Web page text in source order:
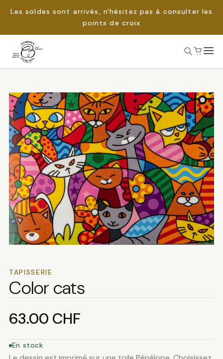
Les soldes sont arrivés, n'hésitez pas à consulter les
points de croix
Passer
TAPISSERIE
Color cats
63.00 CHF
En stock